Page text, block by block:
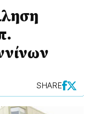
SHARE